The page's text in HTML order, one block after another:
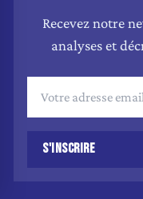
Recevez notre
analyses et
S'INSCRIRE